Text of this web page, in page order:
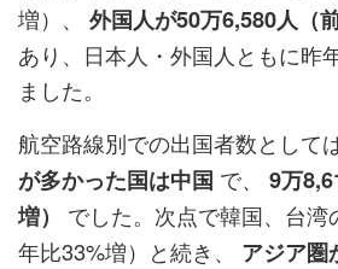
増）、 外国人が50万6,580人（
あり、日本人・外国人ともに昨
ました。
航空路線別での出国者数として
が多かった国は中国 で、 9万
増）
でした。次点で韓国、台
年比33%増）と続き、 アジア圏